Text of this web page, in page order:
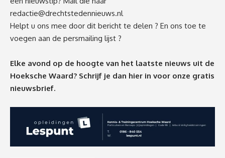
redactie@drechtstedennieuws.nl
Helpt u ons mee door dit bericht te delen ? En ons toe te
voegen aan de persmailing lijst ?
Elke avond op de hoogte van het laatste nieuws uit de
Hoeksche Waard? Schrijf je dan hier in voor onze gratis
nieuwsbrief.